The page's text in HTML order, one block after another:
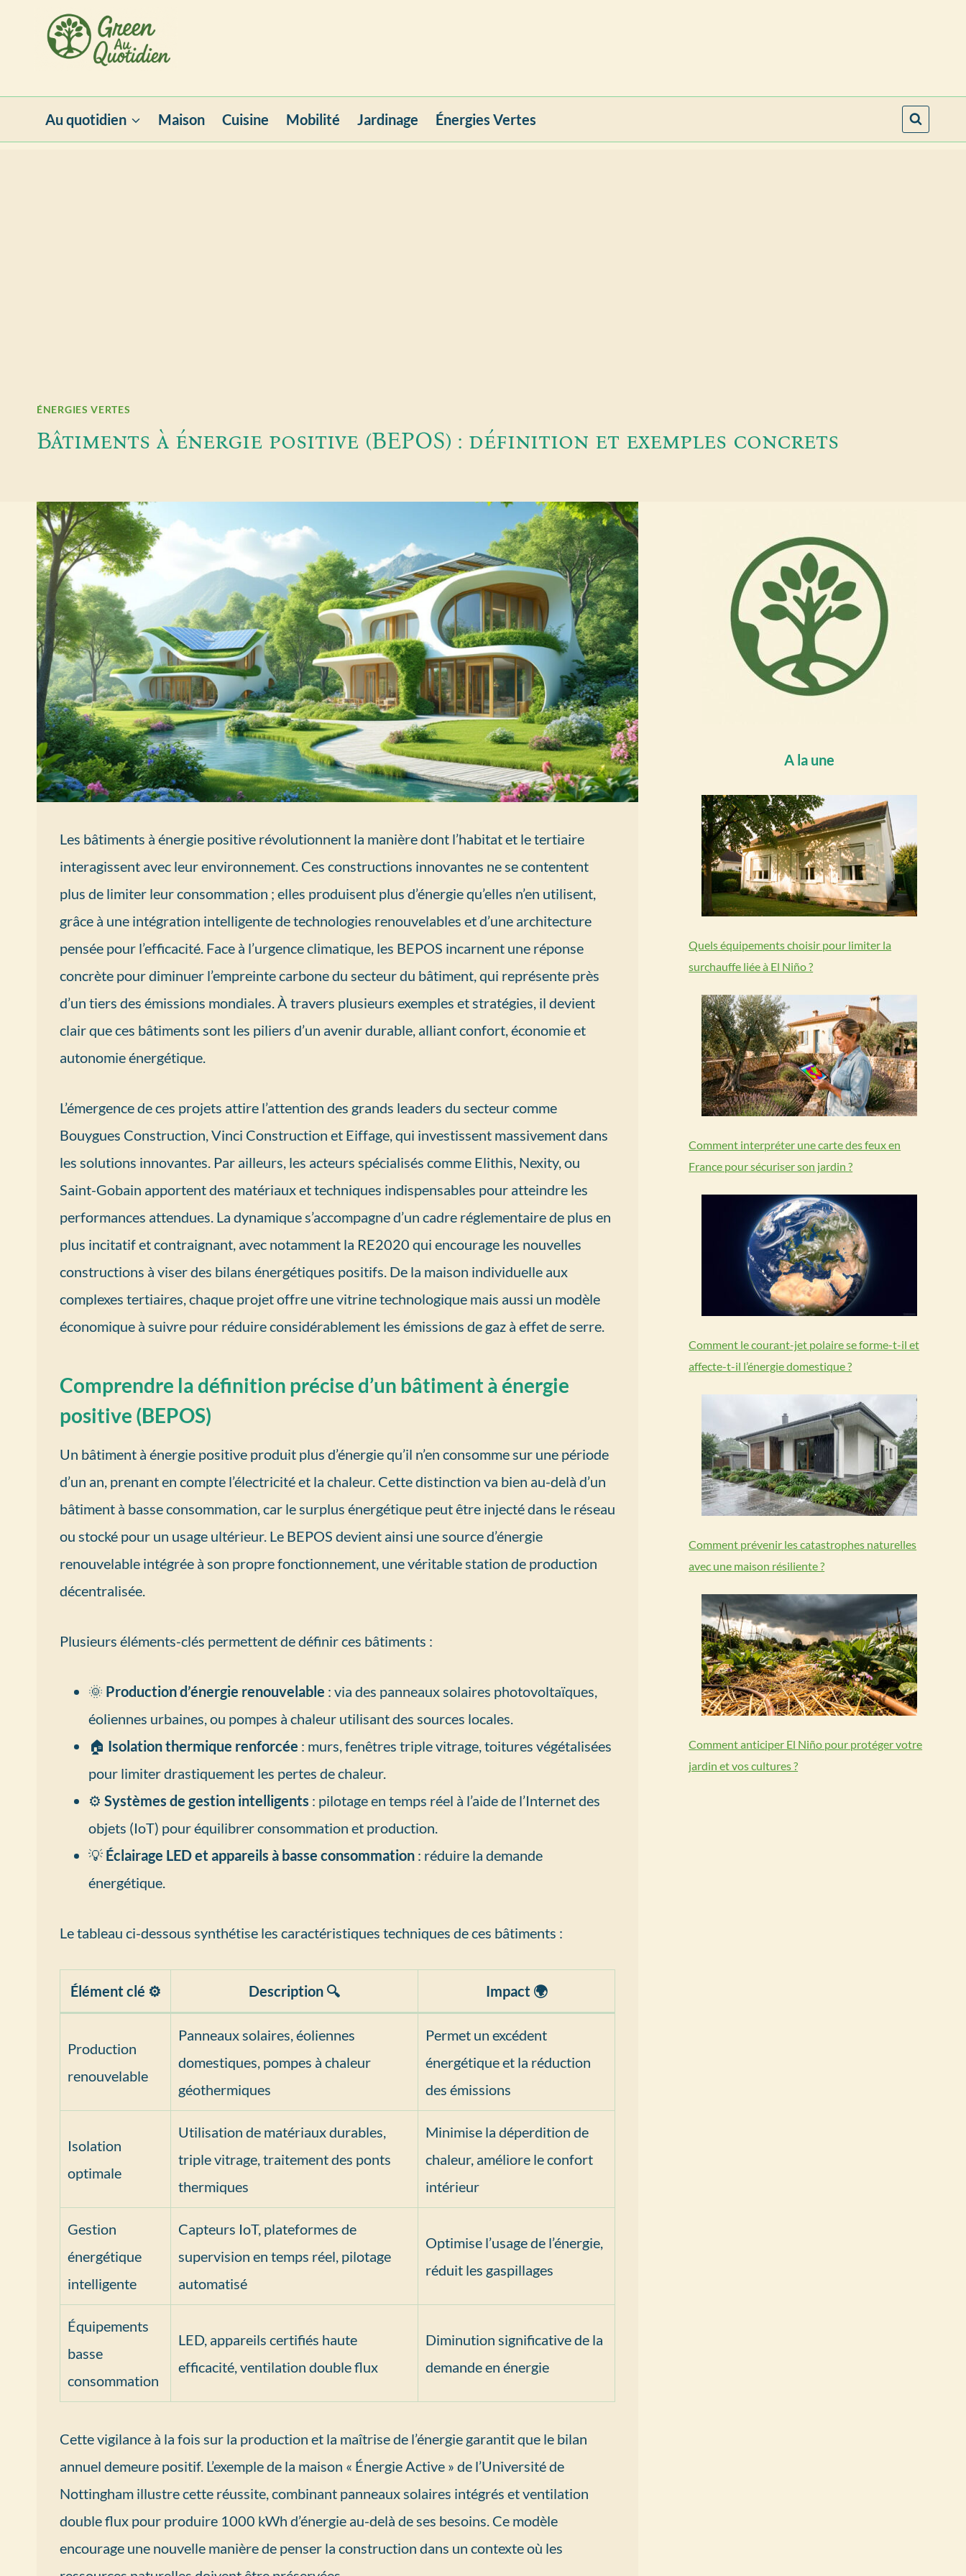
Au quotidien Maison Cuisine Mobilité Jardinage Énergies Vertes
ÉNERGIES VERTES
Bâtiments à énergie positive (BEPOS) : définition et exemples concrets
Les bâtiments à énergie positive révolutionnent la manière dont l’habitat et le tertiaire
interagissent avec leur environnement. Ces constructions innovantes ne se contentent
plus de limiter leur consommation ; elles produisent plus d’énergie qu’elles n’en utilisent,
grâce à une intégration intelligente de technologies renouvelables et d’une architecture
pensée pour l’efficacité. Face à l’urgence climatique, les BEPOS incarnent une réponse
concrète pour diminuer l’empreinte carbone du secteur du bâtiment, qui représente près
d’un tiers des émissions mondiales. À travers plusieurs exemples et stratégies, il devient
clair que ces bâtiments sont les piliers d’un avenir durable, alliant confort, économie et
autonomie énergétique.
L’émergence de ces projets attire l’attention des grands leaders du secteur comme
Bouygues Construction, Vinci Construction et Eiffage, qui investissent massivement dans
les solutions innovantes. Par ailleurs, les acteurs spécialisés comme Elithis, Nexity, ou
Saint-Gobain apportent des matériaux et techniques indispensables pour atteindre les
performances attendues. La dynamique s’accompagne d’un cadre réglementaire de plus en
plus incitatif et contraignant, avec notamment la RE2020 qui encourage les nouvelles
constructions à viser des bilans énergétiques positifs. De la maison individuelle aux
complexes tertiaires, chaque projet offre une vitrine technologique mais aussi un modèle
économique à suivre pour réduire considérablement les émissions de gaz à effet de serre.
Comprendre la définition précise d’un bâtiment à énergie
positive (BEPOS)
Un bâtiment à énergie positive produit plus d’énergie qu’il n’en consomme sur une période
d’un an, prenant en compte l’électricité et la chaleur. Cette distinction va bien au-delà d’un
bâtiment à basse consommation, car le surplus énergétique peut être injecté dans le réseau
ou stocké pour un usage ultérieur. Le BEPOS devient ainsi une source d’énergie
renouvelable intégrée à son propre fonctionnement, une véritable station de production
décentralisée.
Plusieurs éléments-clés permettent de définir ces bâtiments :
🌞 Production d’énergie renouvelable : via des panneaux solaires photovoltaïques,
éoliennes urbaines, ou pompes à chaleur utilisant des sources locales.
🏠 Isolation thermique renforcée : murs, fenêtres triple vitrage, toitures végétalisées
pour limiter drastiquement les pertes de chaleur.
⚙️ Systèmes de gestion intelligents : pilotage en temps réel à l’aide de l’Internet des
objets (IoT) pour équilibrer consommation et production.
💡 Éclairage LED et appareils à basse consommation : réduire la demande
énergétique.
Le tableau ci-dessous synthétise les caractéristiques techniques de ces bâtiments :
Élément clé ⚙️ Description 🔍 Impact 🌍
Production
renouvelable
Panneaux solaires, éoliennes
domestiques, pompes à chaleur
géothermiques
Permet un excédent
énergétique et la réduction
des émissions
Isolation
optimale
Utilisation de matériaux durables,
triple vitrage, traitement des ponts
thermiques
Minimise la déperdition de
chaleur, améliore le confort
intérieur
Gestion
énergétique
intelligente
Capteurs IoT, plateformes de
supervision en temps réel, pilotage
automatisé
Optimise l’usage de l’énergie,
réduit les gaspillages
Équipements
basse
consommation
LED, appareils certifiés haute
efficacité, ventilation double flux
Diminution significative de la
demande en énergie
Cette vigilance à la fois sur la production et la maîtrise de l’énergie garantit que le bilan
annuel demeure positif. L’exemple de la maison « Énergie Active » de l’Université de
Nottingham illustre cette réussite, combinant panneaux solaires intégrés et ventilation
double flux pour produire 1000 kWh d’énergie au-delà de ses besoins. Ce modèle
encourage une nouvelle manière de penser la construction dans un contexte où les
A la une
Quels équipements choisir pour limiter la
surchauffe liée à El Niño ?
Comment interpréter une carte des feux en
France pour sécuriser son jardin ?
Comment le courant-jet polaire se forme-t-il et
affecte-t-il l’énergie domestique ?
Comment prévenir les catastrophes naturelles
avec une maison résiliente ?
Comment anticiper El Niño pour protéger votre
jardin et vos cultures ?